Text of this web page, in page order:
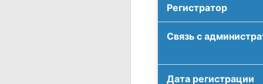
Регистратор
Связь с
Дата регистрации